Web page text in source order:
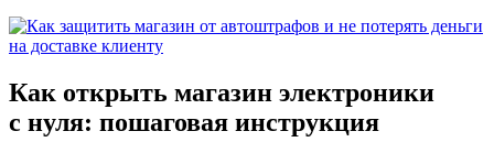
Как открыть магазин электроники
с нуля: пошаговая инструкция